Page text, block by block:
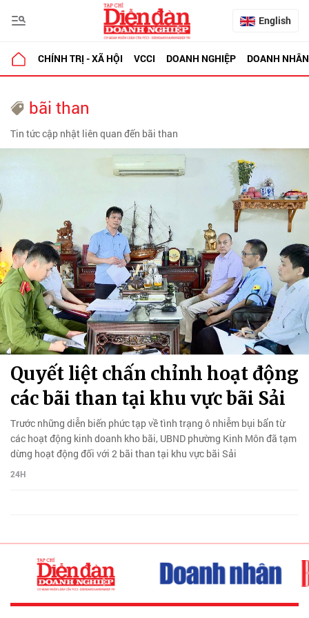
English
CHÍNH TRỊ - XÃ HỘI VCCI DOANH NGHIỆP DOANH NHÂN
bãi than
Tin tức cập nhật liên quan đến bãi than
Quyết liệt chấn chỉnh hoạt động
các bãi than tại khu vực bãi Sải
Trước những diễn biến phức tạp về tình trạng ô nhiễm bụi bẩn từ
các hoạt động kinh doanh kho bãi, UBND phường Kinh Môn đã tạm
dừng hoạt động đối với 2 bãi than tại khu vực bãi Sải
24H